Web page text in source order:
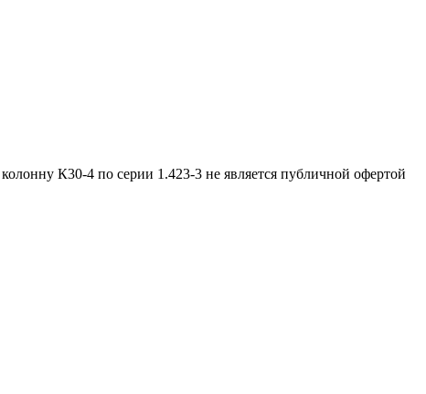
К30-4 по серии 1.423-3 не является публичной офертой